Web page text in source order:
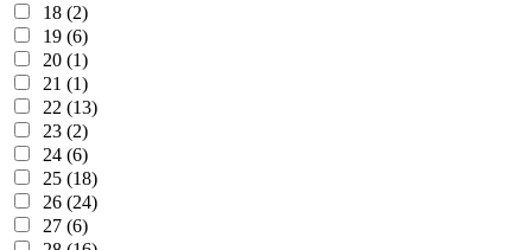
18 (2)
19 (6)
20 (1)
21 (1)
22 (13)
23 (2)
24 (6)
25 (18)
26 (24)
27 (6)